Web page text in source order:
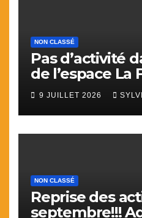
NON CLASSÉ
Pas d’activité
de l’espace La
juillet au 31
9 JUILLET 2026
NON CLASSÉ
Reprise des